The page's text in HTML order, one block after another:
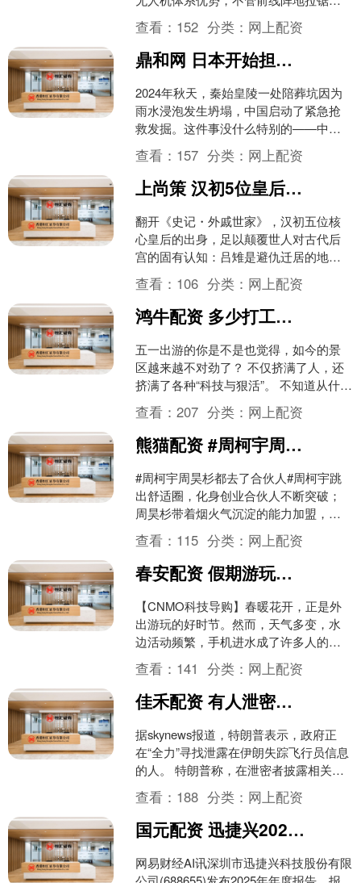
还是纵深非对称偷袭，各式无人机已经
成为俄军挥之不去的噩梦！....
查看： 152 分类： 网上配资
鼎和网 日本开始担心了！若中国打开秦始皇陵，日本的历史可能被改写
2024年秋天，秦始皇陵一处陪葬坑因为
雨水浸泡发生坍塌，中国启动了紧急抢
救发掘。这件事没什么特别的——中国
搞考古是常事。 奇怪的是日本人的反
应。消息传到日本，当....
查看： 157 分类： 网上配资
上尚策 汉初5位皇后皆非豪门？司马迁没说透的历史真相
翻开《史记・外戚世家》，汉初五位核
心皇后的出身，足以颠覆世人对古代后
宫的固有认知：吕雉是避仇迁居的地方
富户之女，薄姬为魏豹姬妾、身世飘
零，窦漪房是无依无靠的底层....
查看： 106 分类： 网上配资
鸿牛配资 多少打工人五一出游被景区AI拍成「犯罪嫌疑人」？“死亡角度配高糊画质，去水印还得收你20”
五一出游的你是不是也觉得，如今的景
区越来越不对劲了？ 不仅挤满了人，还
挤满了各种“科技与狠活”。 不知道从什么
时候开始，每个热门景区的打卡点位上
都摆上了一台「A....
查看：207 分类： 网上配资
熊猫配资 #周柯宇周昊杉都去了合伙人#周柯宇跳出舒适圈，化身创业合伙人不断突破
#周柯宇周昊杉都去了合伙人#周柯宇跳
出舒适圈，化身创业合伙人不断突破；
周昊杉带着烟火气沉淀的能力加盟，兄
弟俩各自发光，未来可期 ​​​....
查看： 115 分类： 网上配资
春安配资 假期游玩不怕水！这四台IP69级防尘防水手机值得拥有
【CNMO科技导购】春暖花开，正是外
出游玩的好时节。然而，天气多变，水
边活动频繁，手机进水成了许多人的心
头大患。近年来，手机厂商纷纷在防尘
防水性能上发力，IP6....
查看： 141 分类： 网上配资
佳禾配资 有人泄密，特朗普：要么交出线人，要么坐牢
据skynews报道，特朗普表示，政府正
在“全力”寻找泄露在伊朗失踪飞行员信息
的人。 特朗普称，在泄密者披露相关信
息前，伊朗方面并不知道还有第二名美
军人员失踪。....
查看： 188 分类： 网上配资
国元配资 迅捷兴2025年营收增长45% 珠海新厂投产致短期亏损
网易财经AI讯深圳市迅捷兴科技股份有限